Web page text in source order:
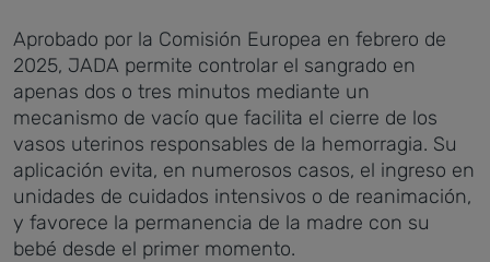
Aprobado por la Comisión Europea en febrero de
2025, JADA permite controlar el sangrado en
apenas dos o tres minutos mediante un
mecanismo de vacío que facilita el cierre de los
vasos uterinos responsables de la hemorragia. Su
aplicación evita, en numerosos casos, el ingreso en
unidades de cuidados intensivos o de reanimación,
y favorece la permanencia de la madre con su
bebé desde el primer momento.